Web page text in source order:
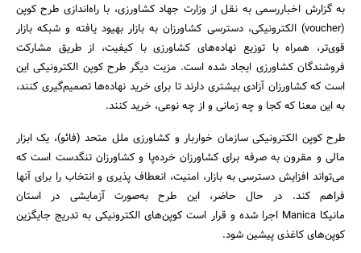
به گزارش اخباررسمی به نقل از وزارت جهاد کشاورزی، با راه‌اندازی طرح کوپن
(voucher) الکترونیکی، دسترسی کشاورزان به بازار بهیود یافته و شبکه بازار
قوی‌تر، همراه با توزیع نهاده‌های کشاورزی با کیفیت، از طریق مشارکت
فروشندگان کشاورزی ایجاد شده است. مزیت دیگر طرح کوپن الکترونیکی این
است که کشاورزان آزادی بیشتری دارند تا برای خرید نهاده‌ها تصمیم‌گیری کنند،
به این معنا که کجا و چه زمانی و از چه نوعی، خرید کنند.
طرح کوپن الکترونیکی سازمان خواربار و کشاورزی ملل متحد (فائو)، یک ابزار
مالی و مقرون به صرفه برای کشاورزان خرده‌پا و کشاورزان تنگدست است که
می‌تواند افزایش دسترسی‌ به بازار، امنیت، انعطاف پذیری و انتخاب را برای آنها
فراهم ‌کند. در حال حاضر، این طرح به‌صورت آزمایشی در استان
مانیکا Manica اجرا شده و قرار است کوپن‌های الکترونیکی به تدریج جایگزین
کوپن‌های کاغذی پیشین شود.